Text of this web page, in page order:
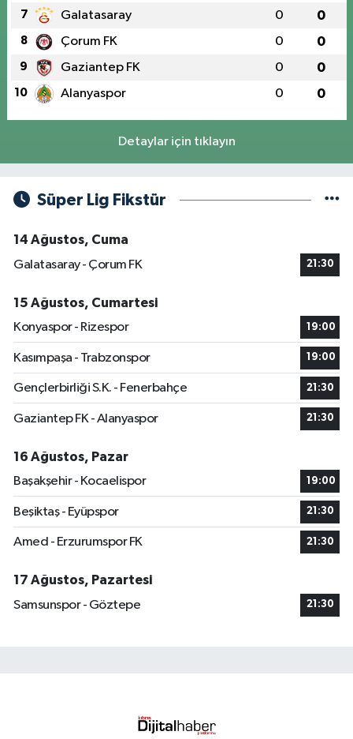
7 Galatasaray 0 0
8 Çorum FK 0 0
9 Gaziantep FK 0 0
10 Alanyaspor 0 0
Detaylar için tıklayın
Süper Lig Fikstür
14 Ağustos, Cuma
Galatasaray - Çorum FK
21:30
15 Ağustos, Cumartesi
Konyaspor - Rizespor
19:00
Kasımpaşa - Trabzonspor 19:00
Gençlerbirliği S.K. - Fenerbahçe 21:30
Gaziantep FK - Alanyaspor 21:30
16 Ağustos, Pazar
Başakşehir - Kocaelispor
19:00
Beşiktaş - Eyüpspor 21:30
Amed - Erzurumspor FK 21:30
17 Ağustos, Pazartesi
Samsunspor - Göztepe
21:30